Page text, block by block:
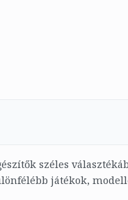
széles
játékok,